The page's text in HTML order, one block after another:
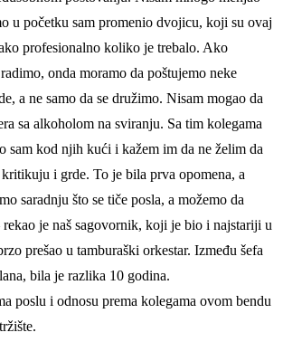
u početku sam promenio dvojicu, koji su ovaj
profesionalno koliko je trebalo. Ako
onda moramo da poštujemo neke
a ne samo da se družimo. Nisam mogao da
sa alkoholom na sviranju. Sa tim kolegama
sam kod njih kući i kažem im da ne želim da
i grde. To je bila prva opomena, a
saradnju što se tiče posla, a možemo da
je naš sagovornik, koji je bio i najstariji u
prešao u tamburaški orkestar. Između šefa
bila je razlika 10 godina.
poslu i odnosu prema kolegama ovom bendu